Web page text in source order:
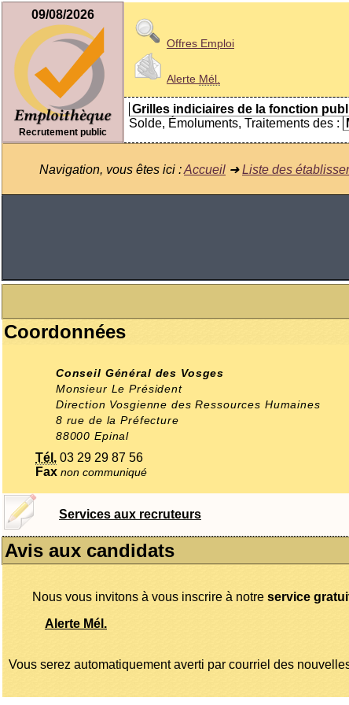
09/08/2026
Recrutement public
Offres Emploi
Alerte Mél.
Grilles indiciaires de la fonction
Solde, Émoluments, Traitements des :
Navigation, vous êtes ici :Accueil ➜Liste des
Coordonnées
Conseil Général des Vosges
Monsieur Le Président
Direction Vosgienne des Ressources Humaines
8 rue de la Préfecture
88000 Epinal
Tél. 03 29 29 87 56
Fax non communiqué
Services aux recruteurs
Avis aux candidats
Nous vous invitons à vous inscrire à notre service
Alerte Mél.
Vous serez automatiquement averti par courriel des